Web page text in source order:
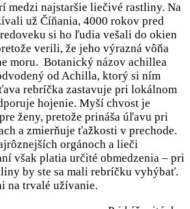
medzi najstaršie liečivé rastliny. Na
už Číňania, 4000 rokov pred
si ho ľudia vešali do okien
verili, že jeho výrazná vôňa
moru. Botanický názov achillea
od Achilla, ktorý si ním
rebríčka zastavuje pri lokálnom
hojenie. Myší chvost je
ženy, pretože prináša úľavu pri
a zmierňuje ťažkosti v prechode.
orgánoch a lieči
však platia určité obmedzenia – pri
by ste sa mali rebríčku vyhýbať.
na trvalé užívanie.